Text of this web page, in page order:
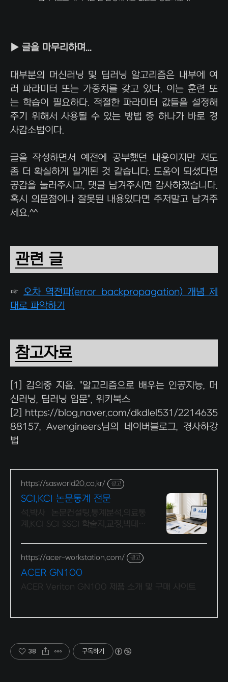
▶ 글을 마무리하며...
대부분의 머신러닝 및 딥러닝 알고리즘은 내부에 여
러 파라미터 또는 가중치를 갖고 있다. 이는 훈련 또
는 학습이 필요하다. 적절한 파라미터 값들을 설정해
주기 위해서 사용될 수 있는 방법 중 하나가 바로 경
사감소법이다.
글을 작성하면서 예전에 공부했던 내용이지만 저도
좀 더 확실하게 알게된 것 같습니다. 도움이 되셨다면
공감을 눌러주시고, 댓글 남겨주시면 감사하겠습니다.
혹시 의문점이나 잘못된 내용있다면 주저말고 남겨주
세요.^^
관련 글
☞오차 역전파(error backpropagation) 개념 제
대로 파악하기
참고자료
[1] 김의중 지음, "알고리즘으로 배우는 인공지능, 머
신러닝, 딥러닝 입문", 위키북스
[2] https://blog.naver.com/dkdlel531/2214635
88157, Avengineers님의 네이버블로그, 경사하강
법
https://sasworld20.co.kr/ 광고
SCI,KCI 논문통계 전문
석,박사 논문컨설팅,통계분석,의료통
계,KCI SCI SSCI 학술지,교정,빅데이
https://acer-workstation.com/ 광고
ACER GN100
ACER Veriton GN100 제품 소개 및 구매 사이트
38 구독하기